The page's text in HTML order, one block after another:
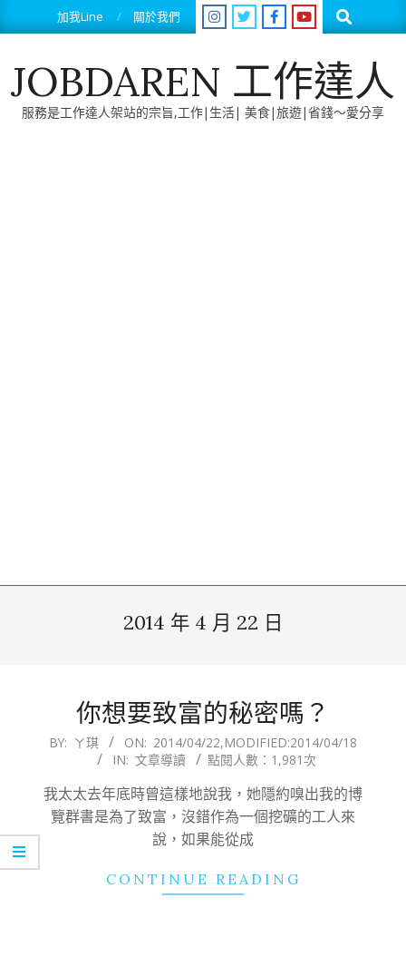
to
加我Line 關於我們 Search
JOBDAREN 工作達人
服務是工作達人架站的宗旨,工作|生活| 美食|旅遊|省錢～愛分享
2014 年 4 月 22 日
你想要致富的秘密嗎？
2014-
22
BY: ㄚ琪 ON: 2014/04/22,MODIFIED:2014/04/18
IN: 文章導讀 點閱人數：1,981次
我太太去年底時曾這樣地說我，她隱約嗅出我的博
覽群書是為了致富，沒錯作為一個挖礦的工人來
說，如果能從成
CONTINUE READING